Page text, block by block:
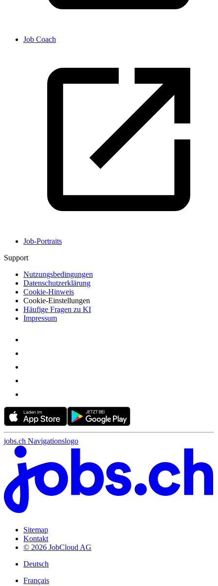
Job Coach
Job-Portraits
Support
Nutzungsbedingungen
Datenschutzerklärung
Cookie-Hinweis
Cookie-Einstellungen
Häufige Fragen zu KI
Impressum
jobs.ch Navigationslogo
Sitemap
Kontakt
© 2026 JobCloud AG
Deutsch
Français